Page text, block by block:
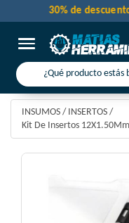
Toggle navigation
30% de
INSUMOS / INSERTOS /
Kit De Insertos